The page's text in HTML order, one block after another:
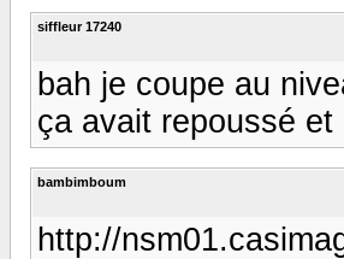
siffleur 17240
bah je coupe au
ça avait repoussé
bambimboum
http://